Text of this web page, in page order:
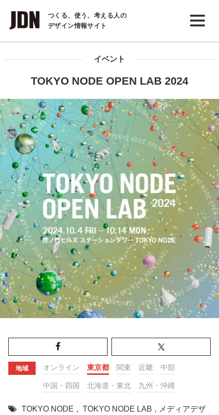
つくる、使う、考える人の
デザイン情報サイト
INTERVIEW
インタビュー
コラム
イベント
TOKYO NODE OPEN LAB 2024
地域 オンライン 東京都 関東 近畿 中部
中国・四国 北海道・東北 九州・沖縄
TOKYO NODE , TOKYO NODE LAB , メディアデザ